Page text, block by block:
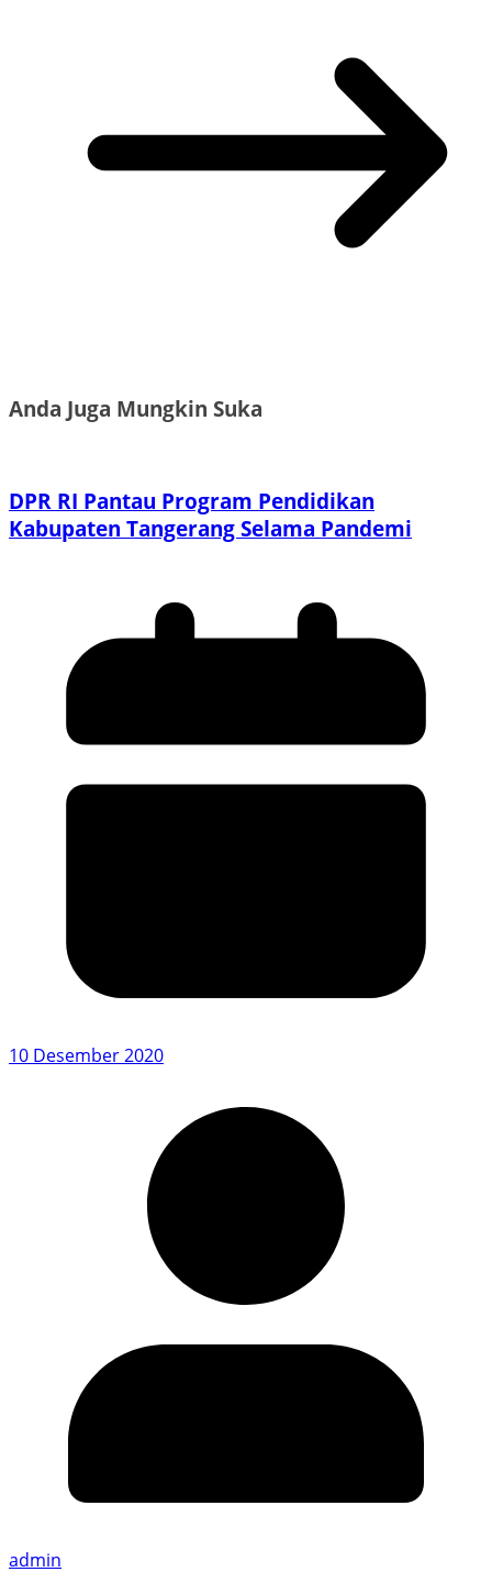
Anda Juga Mungkin Suka
DPR RI Pantau Program Pendidikan
Kabupaten Tangerang Selama Pandemi
10 Desember 2020
admin